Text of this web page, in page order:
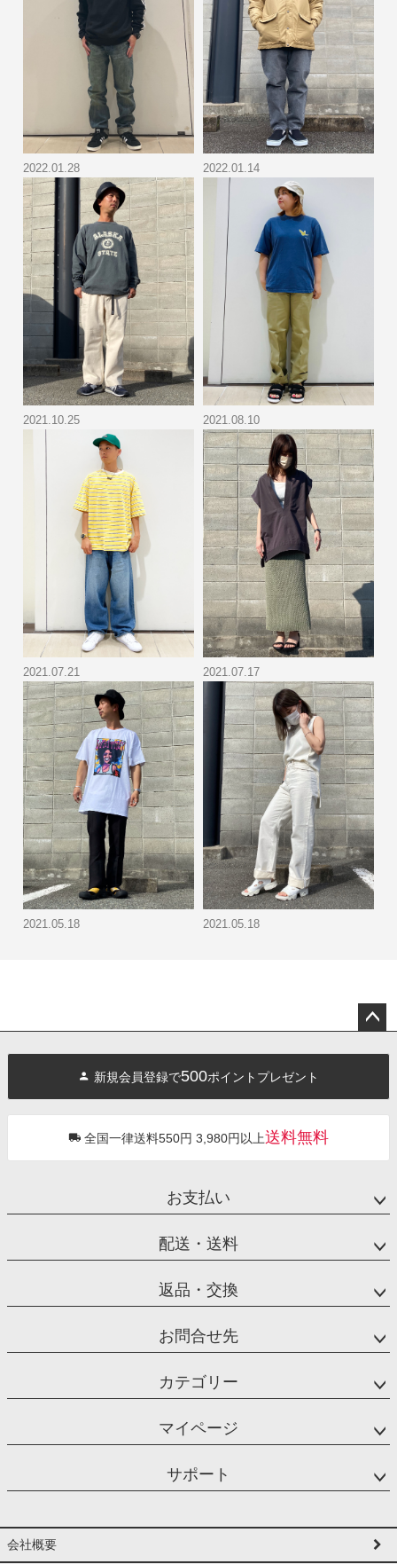
2022.01.28 2022.01.14
2021.10.25 2021.08.10
2021.07.21 2021.07.17
2021.05.18 2021.05.18
へ
新規会員登録で500ポイントプレゼント
全国一律送料550円 3,980円以上送料無料
お支払い
配送・送料
返品・交換
お問合せ先
カテゴリー
マイページ
サポート
会社概要